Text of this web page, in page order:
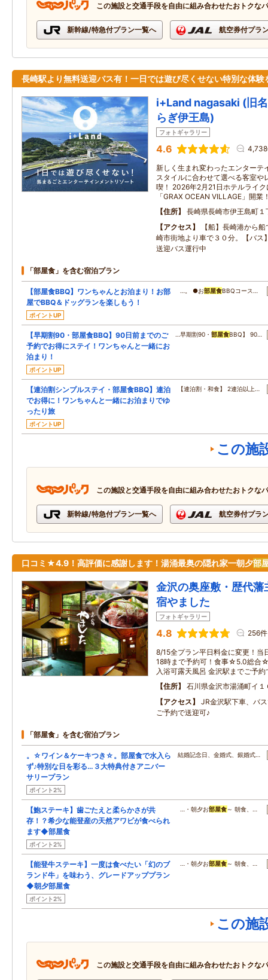
この施設と交通手段を自由に組み合わせたおトクな
新幹線/特急付プラン一覧へ 航空券付プラ
長崎駅より無料送迎バス有！一日では遊び尽くせない特別な体験
i+Land nagasaki (旧
らぎ伊王島)
フォトギャラリー
4.6
新しく生まれ変わったエンターテ
スタイルに合わせて選べる客室や
喫！ 2026年2月21日ホテルライ
「GRAX OCEAN VILLAGE」開業
住所
長崎県長崎市伊王島町
アクセス
【船】長崎港から
崎市街地より車で３０分。【バス
送迎バス運行中
「部屋食」を含む宿泊プラン
【部屋食BBQ】ワンちゃんとお泊まり！お部
屋でBBQ＆ドッグランを楽しもう！
ポイントUP
…。 ●お部屋食BBQコース…
【早期割90・部屋食BBQ】90日前までのご
予約でお得にステイ！ワンちゃんと一緒にお
泊まり！
ポイントUP
…早期割90・部屋食BBQ】 90…
【連泊割シンプルステイ・部屋食BBQ】連泊
でお得に！ワンちゃんと一緒にお泊まりでゆ
ったり旅
ポイントUP
【連泊割・和食】 2連泊以上…
この施
この施設と交通手段を自由に組み合わせたおトクな
新幹線/特急付プラン一覧へ 航空券付プラ
口コミ★4.9！高評価に感謝します！湯涌最奥の隠れ家━朝夕部
金沢の奥座敷・歴代
宿やました
フォトギャラリー
4.8 256件
8/15全プラン平日料金に変更！当
18時まで予約可！食事☆5.0総合
入浴可露天風呂 金沢駅までご予
住所
石川県金沢市湯涌町イ１
アクセス
JR金沢駅下車、バ
ご予約で送迎可♪
「部屋食」を含む宿泊プラン
。☆ワイン＆ケーキつき☆。部屋食で水入ら
ず♪特別な日を彩る…３大特典付きアニバー
サリープラン
ポイント2%
結婚記念日、金婚式、銀婚式…
【鮑ステーキ】歯ごたえと柔らかさが共
存！？希少な能登産の天然アワビが食べられ
ます◆部屋食
ポイント2%
…・朝夕お部屋食～ 朝食、…
【能登牛ステーキ】一度は食べたい「幻のブ
ランド牛」を味わう、グレードアッププラン
◆朝夕部屋食
ポイント2%
…・朝夕お部屋食～ 朝食、…
この施
この施設と交通手段を自由に組み合わせたおトクな